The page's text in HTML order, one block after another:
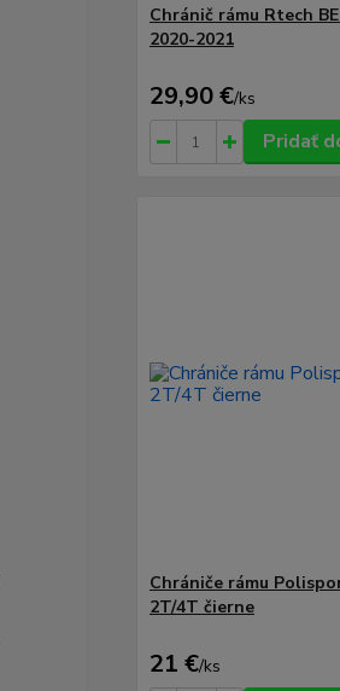
Chránič rámu Rtech
2020-2021
29,90 €/ks
Pridať
Chrániče rámu
2T/4T čierne
21 €/ks